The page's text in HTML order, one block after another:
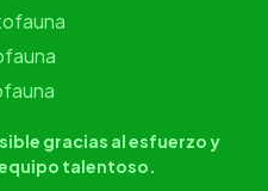
gracias al esfuerzo y
talentoso.